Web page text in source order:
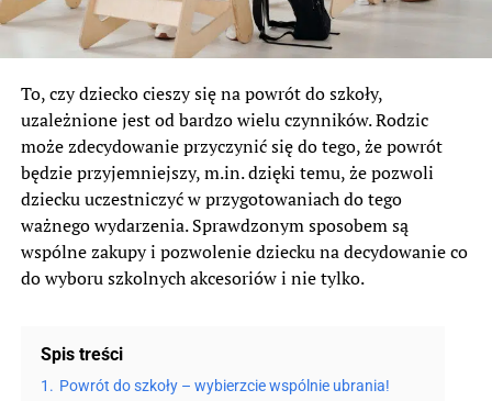
To, czy dziecko cieszy się na powrót do szkoły,
uzależnione jest od bardzo wielu czynników. Rodzic
może zdecydowanie przyczynić się do tego, że powrót
będzie przyjemniejszy, m.in. dzięki temu, że pozwoli
dziecku uczestniczyć w przygotowaniach do tego
ważnego wydarzenia. Sprawdzonym sposobem są
wspólne zakupy i pozwolenie dziecku na decydowanie co
do wyboru szkolnych akcesoriów i nie tylko.
Spis treści
1. Powrót do szkoły – wybierzcie wspólnie ubrania!